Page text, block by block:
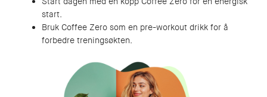
start.
Bruk Coffee Zero som en pre-workout drikk for å
forbedre treningsøkten.